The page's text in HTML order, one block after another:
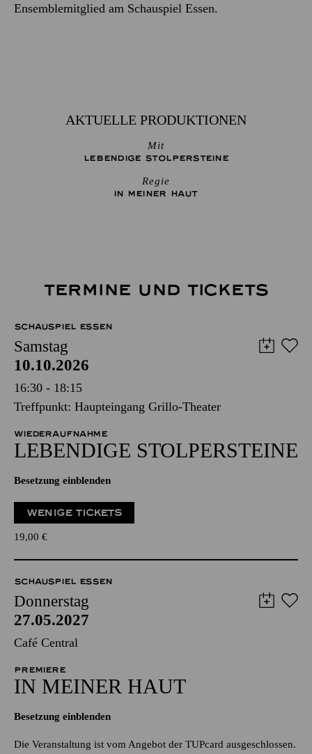
Ensemblemitglied am Schauspiel Essen.
AKTUELLE PRODUKTIONEN
Mit
LEBENDIGE STOLPER­STEINE
Regie
IN MEINER HAUT
TERMINE UND TICKETS
SCHAUSPIEL ESSEN
Samstag
10.10.2026
16:30 - 18:15
Treffpunkt: Haupteingang Grillo-Theater
WIEDERAUFNAHME
LEBENDIGE STOLPER­STEINE
Besetzung einblenden
WENIGE TICKETS
19,00 €
SCHAUSPIEL ESSEN
Donnerstag
27.05.2027
Café Central
PREMIERE
IN MEINER HAUT
Besetzung einblenden
Die Veranstaltung ist vom Angebot der TUPcard ausgeschlossen.